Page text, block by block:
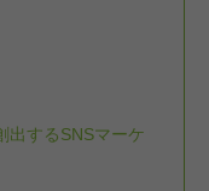
出するSNSマーケ